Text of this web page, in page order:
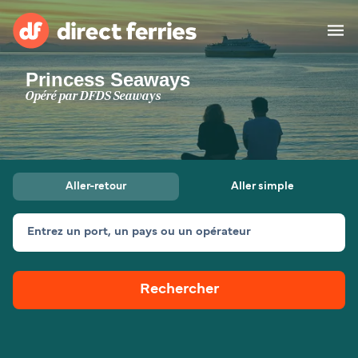
Compagnies de ferry
Pays
Billet de bateau
Traversées et ports
Canada (FR)
Mon Compte
Princess Seaways
Opéré parDFDS Seaways
Aller-retour Aller simple
Entrez un port, un pays ou un opérateur
Rechercher